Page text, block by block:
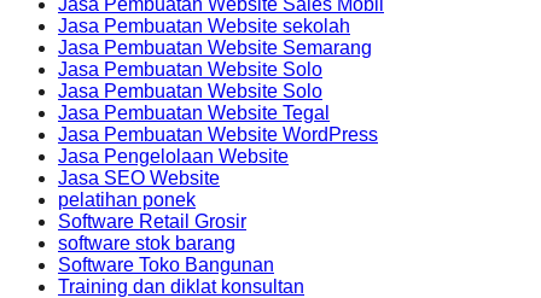
Jasa Pembuatan Website sekolah
Jasa Pembuatan Website Semarang
Jasa Pembuatan Website Solo
Jasa Pembuatan Website Solo
Jasa Pembuatan Website Tegal
Jasa Pembuatan Website WordPress
Jasa Pengelolaan Website
Jasa SEO Website
pelatihan ponek
Software Retail Grosir
software stok barang
Software Toko Bangunan
Training dan diklat konsultan